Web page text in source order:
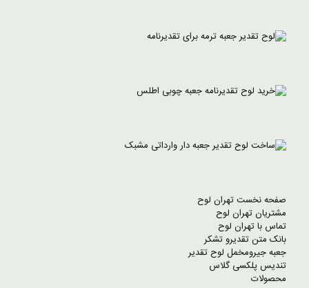
صفحه نخست تهران لوح
مشتریان تهران لوح
تماس با تهران لوح
بانک متن تقدیرو تشکر
جعبه جیرومخمل لوح تقدیر
تندیس پلکسی گلاس
محصولات